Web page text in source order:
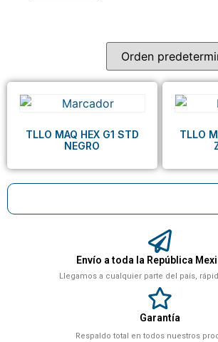
Envío a toda la República
Llegamos a cualquier parte del país,
Garantía
Respaldo total en todos nuestros
TLLO MAQ HEX G1 STD
NEGRO
TLLO